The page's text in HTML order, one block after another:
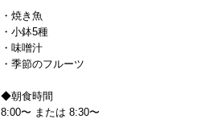
・焼き魚
・小鉢5種
・味噌汁
・季節のフルーツ
◆朝食時間
8:00〜 または 8:30〜